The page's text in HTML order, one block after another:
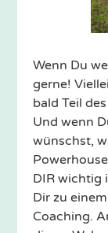
Wenn Du
gerne!
bald Teil
Und wenn
wünschst,
DIR wichtig
Dir zu
Coaching.